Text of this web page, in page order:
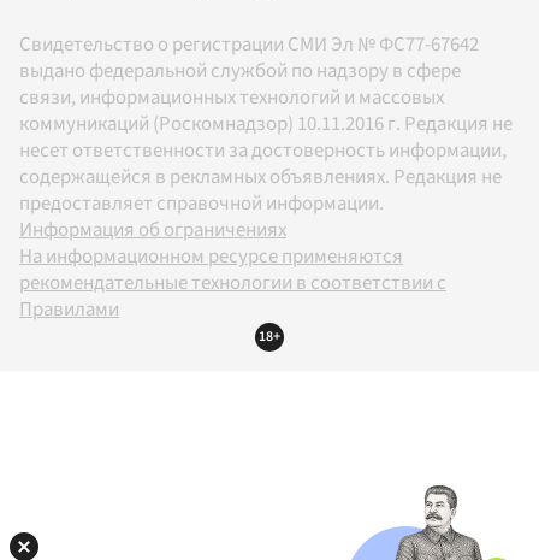
Свидетельство о регистрации СМИ Эл № ФС77-67642
выдано федеральной службой по надзору в сфере
связи, информационных технологий и массовых
коммуникаций (Роскомнадзор) 10.11.2016 г. Редакция не
несет ответственности за достоверность информации,
содержащейся в рекламных объявлениях. Редакция не
предоставляет справочной информации.
Информация об ограничениях
На информационном ресурсе применяются
рекомендательные технологии в соответствии с
Правилами
18+